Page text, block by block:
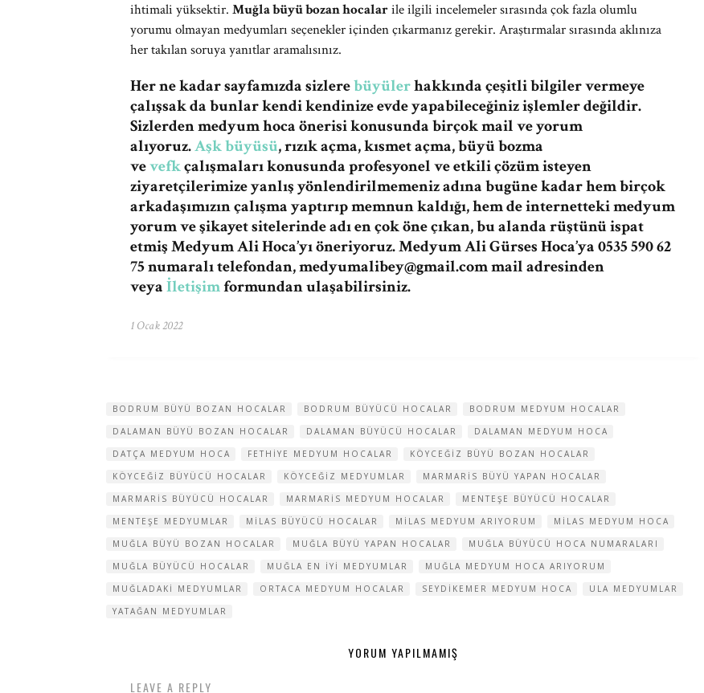
ihtimali yüksektir. Muğla büyü bozan hocalarile ilgili incelemeler sırasında çok fazla olumlu
yorumu olmayan medyumları seçenekler içinden çıkarmanız gerekir. Araştırmalar sırasında aklınıza
her takılan soruya yanıtlar aramalısınız.
Her ne kadar sayfamızda sizlerebüyülerhakkında çeşitli bilgiler vermeye
çalışsak da bunlar kendi kendinize evde yapabileceğiniz işlemler değildir.
Sizlerden medyum hoca önerisi konusunda birçok mail ve yorum
alıyoruz.Aşk büyüsü, rızık açma, kısmet açma, büyü bozma
vevefkçalışmaları konusunda profesyonel ve etkili çözüm isteyen
ziyaretçilerimize yanlış yönlendirilmemeniz adına bugüne kadar hem birçok
arkadaşımızın çalışma yaptırıp memnun kaldığı, hem de internetteki medyum
yorum ve şikayet sitelerinde adı en çok öne çıkan, bu alanda rüştünü ispat
etmiş Medyum Ali Hoca’yı öneriyoruz. Medyum Ali Gürses Hoca’ya 0535 590 62
75 numaralı telefondan,medyumalibey@gmail.commail adresinden
veyaİletişimformundan ulaşabilirsiniz.
1 Ocak 2022
BODRUM BÜYÜ BOZAN HOCALAR BODRUM BÜYÜCÜ HOCALAR
BODRUM MEDYUM HOCALAR
DALAMAN BÜYÜ BOZAN HOCALAR
DALAMAN BÜYÜCÜ HOCALAR
DALAMAN MEDYUM HOCA
DATÇA MEDYUM HOCA
FETHIYE MEDYUM HOCALAR
KÖYCEĞIZ BÜYÜ BOZAN HOCALAR
KÖYCEĞIZ BÜYÜCÜ HOCALAR
KÖYCEĞIZ MEDYUMLAR
MARMARIS BÜYÜ YAPAN HOCALAR
MARMARIS BÜYÜCÜ HOCALAR
MARMARIS MEDYUM HOCALAR
MENTEŞE BÜYÜCÜ HOCALAR
MENTEŞE MEDYUMLAR
MILAS BÜYÜCÜ HOCALAR MILAS MEDYUM ARIYORUM
MILAS MEDYUM HOCA
MUĞLA BÜYÜ BOZAN HOCALAR
MUĞLA BÜYÜ YAPAN HOCALAR
MUĞLA BÜYÜCÜ HOCA NUMARALARI
MUĞLA BÜYÜCÜ HOCALAR
MUĞLA EN IYI MEDYUMLAR
MUĞLA MEDYUM HOCA ARIYORUM
MUĞLADAKI MEDYUMLAR
ORTACA MEDYUM HOCALAR SEYDIKEMER MEDYUM HOCA
ULA MEDYUMLAR
YATAĞAN MEDYUMLAR
YORUM YAPILMAMIŞ
LEAVE A REPLY